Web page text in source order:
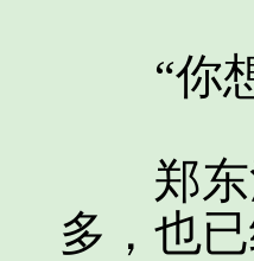
“你想
郑东河
多，也